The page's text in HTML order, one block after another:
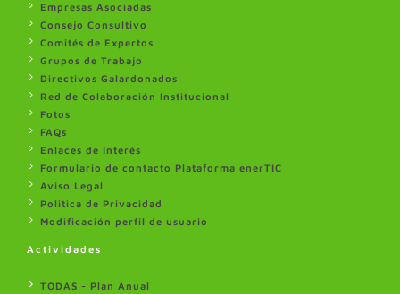
Empresas Asociadas
Consejo Consultivo
Comités de Expertos
Grupos de Trabajo
Directivos Galardonados
Red de Colaboración Institucional
Fotos
FAQs
Enlaces de Interés
Formulario de contacto Plataforma enerTIC
Aviso Legal
Politica de Privacidad
Modificación perfil de usuario
Actividades
TODAS - Plan Anual